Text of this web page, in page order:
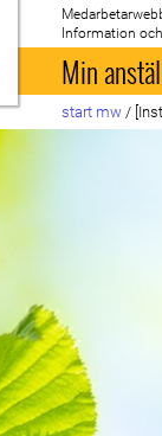
Till startsida
Information
Min
start mw /